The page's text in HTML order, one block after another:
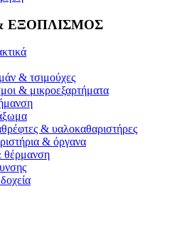
ΕΞΟΠΛΙΣΜΟΣ
& τσιμούχες
& μικροεξαρτήματα
& υαλοκαθαριστήρες
& όργανα
θέρμανση